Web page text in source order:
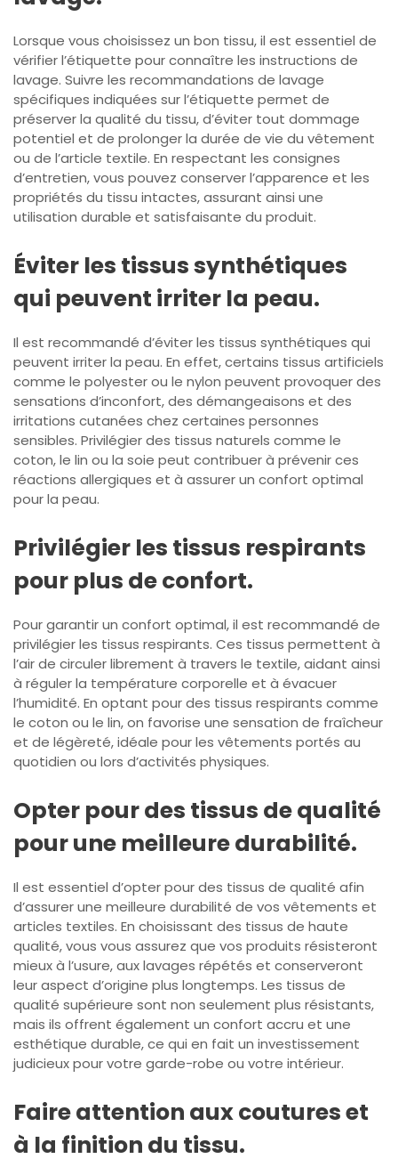
Lorsque vous choisissez un bon tissu, il est essentiel de
vérifier l’étiquette pour connaître les instructions de
lavage. Suivre les recommandations de lavage
spécifiques indiquées sur l’étiquette permet de
préserver la qualité du tissu, d’éviter tout dommage
potentiel et de prolonger la durée de vie du vêtement
ou de l’article textile. En respectant les consignes
d’entretien, vous pouvez conserver l’apparence et les
propriétés du tissu intactes, assurant ainsi une
utilisation durable et satisfaisante du produit.
Éviter les tissus synthétiques
qui peuvent irriter la peau.
Il est recommandé d’éviter les tissus synthétiques qui
peuvent irriter la peau. En effet, certains tissus artificiels
comme le polyester ou le nylon peuvent provoquer des
sensations d’inconfort, des démangeaisons et des
irritations cutanées chez certaines personnes
sensibles. Privilégier des tissus naturels comme le
coton, le lin ou la soie peut contribuer à prévenir ces
réactions allergiques et à assurer un confort optimal
pour la peau.
Privilégier les tissus respirants
pour plus de confort.
Pour garantir un confort optimal, il est recommandé de
privilégier les tissus respirants. Ces tissus permettent à
l’air de circuler librement à travers le textile, aidant ainsi
à réguler la température corporelle et à évacuer
l’humidité. En optant pour des tissus respirants comme
le coton ou le lin, on favorise une sensation de fraîcheur
et de légèreté, idéale pour les vêtements portés au
quotidien ou lors d’activités physiques.
Opter pour des tissus de qualité
pour une meilleure durabilité.
Il est essentiel d’opter pour des tissus de qualité afin
d’assurer une meilleure durabilité de vos vêtements et
articles textiles. En choisissant des tissus de haute
qualité, vous vous assurez que vos produits résisteront
mieux à l’usure, aux lavages répétés et conserveront
leur aspect d’origine plus longtemps. Les tissus de
qualité supérieure sont non seulement plus résistants,
mais ils offrent également un confort accru et une
esthétique durable, ce qui en fait un investissement
judicieux pour votre garde-robe ou votre intérieur.
Faire attention aux coutures et
à la finition du tissu.